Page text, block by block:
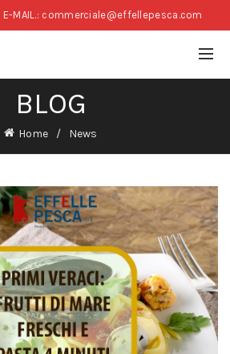
E-MAIL.: commerciale@effellepesca.com
BLOG
Home News